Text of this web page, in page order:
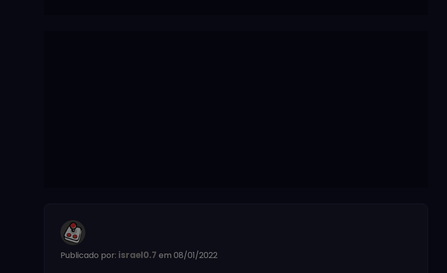
Publicado por: israel0.7 em 08/01/2022